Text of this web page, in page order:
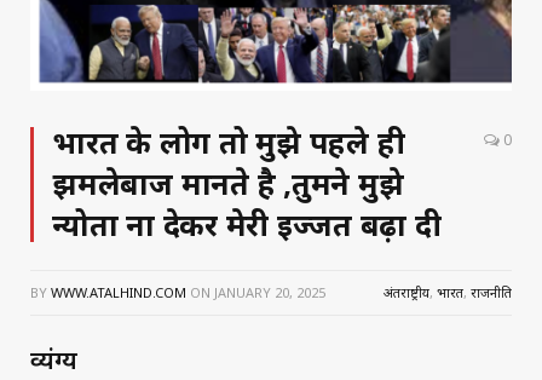
भारत के लोग तो मुझे पहले ही
झुमलेबाज मानते है ,तुमने मुझे
न्योता ना देकर मेरी इज्जत बढ़ा दी
0
BY WWW.ATALHIND.COM ON JANUARY 20, 2025 अंतराष्ट्रीय, भारत, राजनीति
व्यंग्य